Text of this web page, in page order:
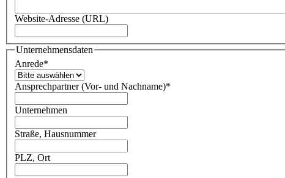
Website-Adresse (URL)
Unternehmensdaten
Anrede*
Ansprechpartner (Vor- und Nachname)*
Unternehmen
Straße, Hausnummer
PLZ, Ort